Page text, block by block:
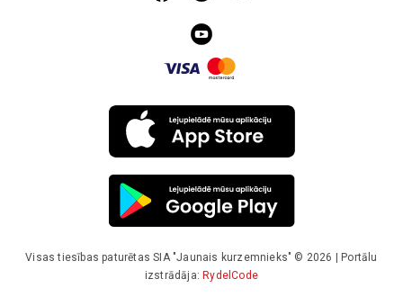
Visas tiesības paturētas SIA "Jaunais kurzemnieks" © 2026 | Portālu
izstrādāja: RydelCode